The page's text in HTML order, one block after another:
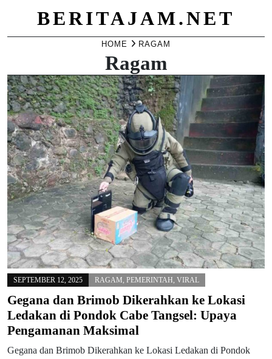
BERITAJAM.NET
HOME RAGAM
Ragam
SEPTEMBER 12, 2025 RAGAM, PEMERINTAH, VIRAL
Gegana dan Brimob Dikerahkan ke Lokasi
Ledakan di Pondok Cabe Tangsel: Upaya
Pengamanan Maksimal
Gegana dan Brimob Dikerahkan ke Lokasi Ledakan di Pondok